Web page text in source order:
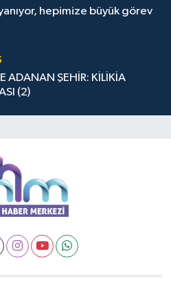
hepimize büyük görev
ADANAN ŞEHİR: KİLİKİA
(2)